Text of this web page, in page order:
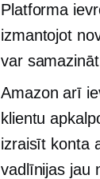
Platforma
izmantojot
var
Amazon arī
klientu
izraisīt konta
vadlīnijas jau